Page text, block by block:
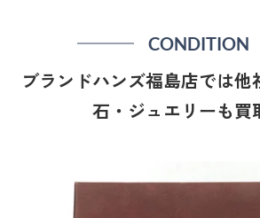
CONDITION
ブランドハンズ福島店では他
石・ジュエリーも買